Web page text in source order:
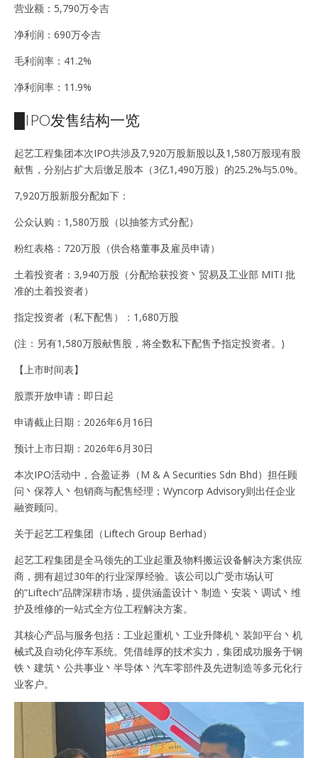
营业额：5,790万令吉
净利润：690万令吉
毛利润率：41.2%
净利润率：11.9%
█IPO发售结构一览
起艺工程集团本次IPO共涉及7,920万股新股以及1,580万股现有股
献售，分别占扩大后缴足股本（3亿1,490万股）的25.2%与5.0%。
7,920万股新股分配如下：
公众认购：1,580万股（以抽签方式分配）
粉红表格：720万股（供合格董事及雇员申请）
土着投资者：3,940万股（分配给获投资丶贸易及工业部 MITI 批
准的土着投资者）
指定投资者（私下配售）：1,680万股
(注：另有1,580万股献售股，将全数私下配售予指定投资者。)
【上市时间表】
股票开放申请：即日起
申请截止日期：2026年6月16日
预计上市日期：2026年6月30日
本次IPO活动中，合盈证券（M & A Securities Sdn Bhd）担任顾
问丶保荐人丶包销商与配售经理；Wyncorp Advisory则出任企业
融资顾问。
关于起艺工程集团（Liftech Group Berhad）
起艺工程集团是全马领先的工业起重及物料搬运设备解决方案供应
商，拥有超过30年的行业深厚经验。该公司以广受市场认可
的“Liftech”品牌深耕市场，提供涵盖设计丶制造丶安装丶调试丶维
护及维修的一站式全方位工程解决方案。
其核心产品与服务包括：工业起重机丶工业升降机丶装卸平台丶机
械式及自动化停车系统。凭借雄厚的技术实力，集团成功服务于钢
铁丶建筑丶公共事业丶半导体丶汽车零部件及先进制造等多元化行
业客户。